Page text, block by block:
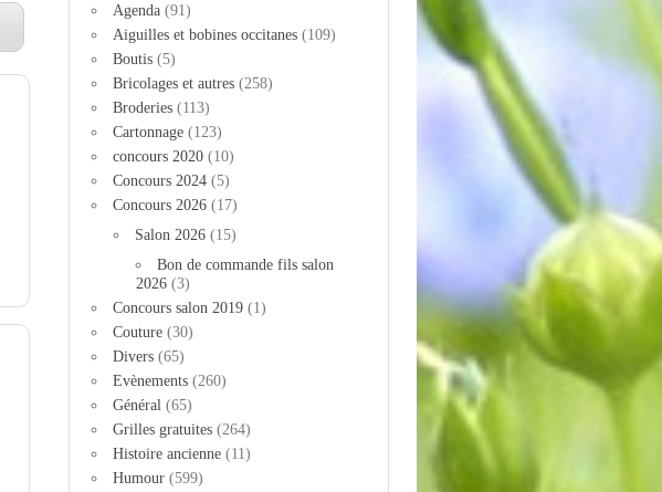
Agenda (91)
Aiguilles et bobines occitanes (109)
Boutis (5)
Bricolages et autres (258)
Broderies (113)
Cartonnage (123)
concours 2020 (10)
Concours 2024 (5)
Concours 2026 (17)
Salon 2026 (15)
Bon de commande fils salon
2026 (3)
Concours salon 2019 (1)
Couture (30)
Divers (65)
Evènements (260)
Général (65)
Grilles gratuites (264)
Histoire ancienne (11)
Humour (599)